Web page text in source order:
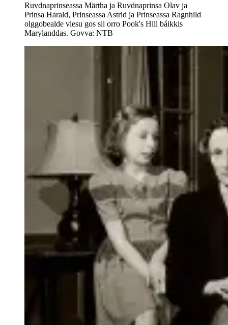
Ruvdnaprinseassa Märtha ja Ruvdnaprinsa Olav ja
Prinsa Harald, Prinseassa Astrid ja Prinseassa Ragnhild
olggobealde viesu gos sii orro Pook's Hill báikkis
Marylanddas. Govva: NTB